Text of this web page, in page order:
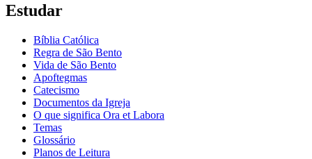
Estudar
Bíblia Católica
Regra de São Bento
Vida de São Bento
Apoftegmas
Catecismo
Documentos da Igreja
O que significa Ora et Labora
Temas
Glossário
Planos de Leitura